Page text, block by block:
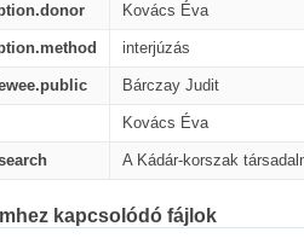
Kovács Éva
interjúzás
Bárczay Judit
Kovács Éva
A Kádár-korszak
kapcsolódó fájlok